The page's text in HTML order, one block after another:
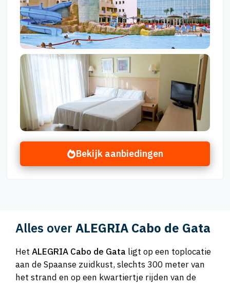
Bekijk aanbiedingen
Alles over ALEGRIA Cabo de Gata
Het ALEGRIA Cabo de Gata ligt op een toplocatie
aan de Spaanse zuidkust, slechts 300 meter van
het strand en op een kwartiertje rijden van de